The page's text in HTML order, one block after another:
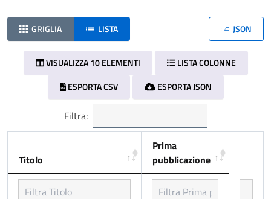
GRIGLIA LISTA JSON
VISUALIZZA 10 ELEMENTI
LISTA COLONNE
ESPORTA CSV
ESPORTA JSON
Filtra:
Titolo
Prima
pubblicazione